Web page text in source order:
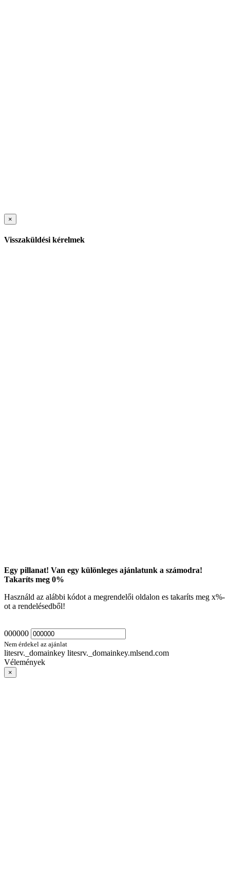
×
Visszaküldési kérelmek
Egy pillanat! Van egy különleges ajánlatunk a számodra!
Takaríts meg 0%
Használd az alábbi kódot a megrendelői oldalon es takaríts meg x%-
ot a rendelésedből!
000000
Nem érdekel az ajánlat
litesrv._domainkey litesrv._domainkey.mlsend.com
Vélemények
×